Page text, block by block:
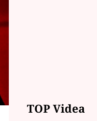
TOP Videa